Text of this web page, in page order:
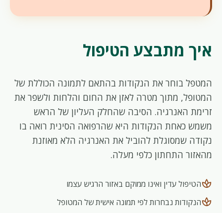
איך מתבצע הטיפול
המטפל בוחר את הנקודות בהתאם לתמונה הכוללת של
המטופל, מתוך מטרה לאזן את החום והלחות ולשפר את
זרימת האנרגיה. הסיבה שהחלק העליון של הראש
משמש כאחת הנקודות היא שהרפואה הסינית רואה בו
נקודה שמסוגלת להוביל את האנרגיה הלא מאוזנת
מהאזור התחתון כלפי מעלה.
spaהטיפול עדין ואינו ממוקם באזור הרגיש עצמו
spaהנקודות נבחרות לפי תמונה אישית של המטופל